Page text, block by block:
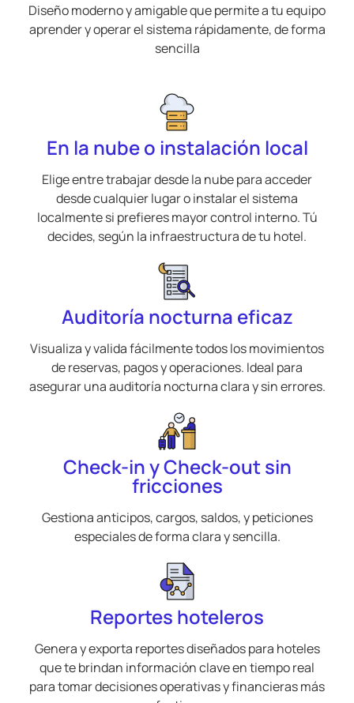
Diseño moderno y amigable que permite a tu equipo
aprender y operar el sistema rápidamente, de forma
sencilla
En la nube o instalación local
Elige entre trabajar desde la nube para acceder
desde cualquier lugar o instalar el sistema
localmente si prefieres mayor control interno. Tú
decides, según la infraestructura de tu hotel.
Auditoría nocturna eficaz
Visualiza y valida fácilmente todos los movimientos
de reservas, pagos y operaciones. Ideal para
asegurar una auditoría nocturna clara y sin errores.
Check-in y Check-out sin
fricciones
Gestiona anticipos, cargos, saldos, y peticiones
especiales de forma clara y sencilla.
Reportes hoteleros
Genera y exporta reportes diseñados para hoteles
que te brindan información clave en tiempo real
para tomar decisiones operativas y financieras más